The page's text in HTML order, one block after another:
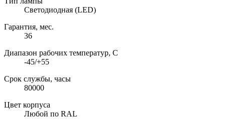
Светодиодная (LED)
Гарантия, мес.
36
Диапазон рабочих температур, C
-45/+55
Срок службы, часы
80000
Цвет корпуса
Любой по RAL